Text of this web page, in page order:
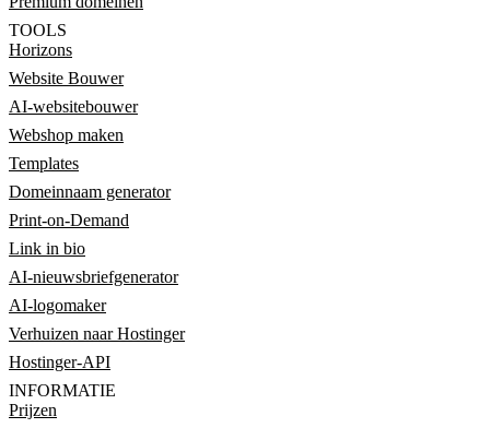
TOOLS
Horizons
Website Bouwer
AI-websitebouwer
Webshop maken
Templates
Domeinnaam generator
Print-on-Demand
Link in bio
AI-nieuwsbriefgenerator
AI-logomaker
Verhuizen naar Hostinger
Hostinger-API
INFORMATIE
Prijzen